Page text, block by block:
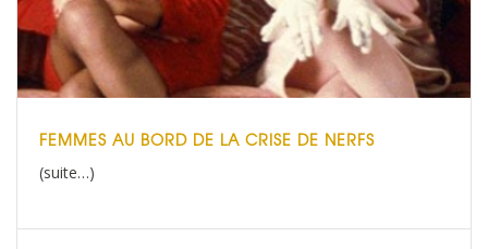
FEMMES AU BORD DE LA CRISE DE NERFS
(suite…)